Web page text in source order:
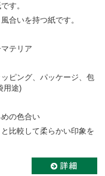
す。
合いを持つ紙です。
テリア
ピング、パッケージ、包
用途)
めの色合い
と比較して柔らかい印象を